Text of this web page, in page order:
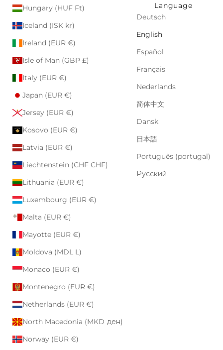
Hungary (HUF Ft)
Iceland (ISK kr)
Ireland (EUR €)
Isle of Man (GBP £)
Italy (EUR €)
Japan (EUR €)
Jersey (EUR €)
Kosovo (EUR €)
Latvia (EUR €)
Liechtenstein (CHF CHF)
Lithuania (EUR €)
Luxembourg (EUR €)
Malta (EUR €)
Mayotte (EUR €)
Moldova (MDL L)
Monaco (EUR €)
Montenegro (EUR €)
Netherlands (EUR €)
North Macedonia (MKD ден)
Norway (EUR €)
Language
Deutsch
English
Español
Français
Nederlands
简体中文
Dansk
日本語
Português (portugal)
Русский